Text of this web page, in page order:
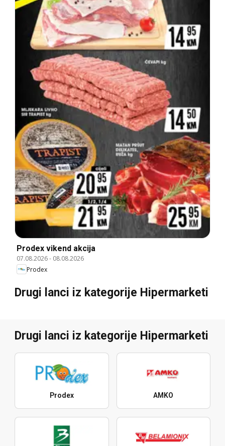
Prodex vikend akcija
07.08.2026- 08.08.2026
Prodex
Drugi lanci iz kategorije Hipermarketi
Drugi lanci iz kategorije Hipermarketi
Prodex AMKO